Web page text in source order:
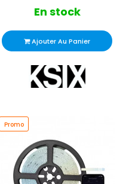
En stock
Ajouter Au Panier
Promo